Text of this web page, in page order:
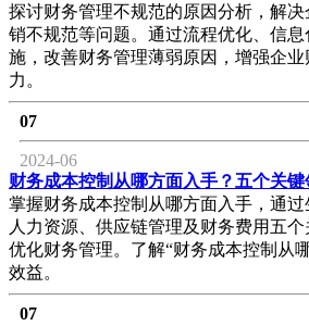
探讨财务管理不规范的原因分析，解
销不规范等问题。通过流程优化、信
施，改善财务管理薄弱原因，增强企
力。
07
2024-06
财务成本控制从哪方面入手？五个关
掌握财务成本控制从哪方面入手，通过
人力资源、供应链管理及财务费用五
优化财务管理。了解“财务成本控制从
效益。
07